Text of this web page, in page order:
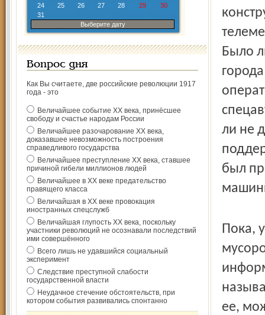
24
25 26 27 28 29
30
31
Выберите дату
Вопрос дня
Как Вы считаете, две российские революции 1917
года - это
Величайшее событие ХХ века, принёсшее
свободу и счастье народам России
Величайшее разочарование ХХ века,
доказавшее невозможность построения
справедливого государства
Величайшее преступление ХХ века, ставшее
причиной гибели миллионов людей
Величайшее в ХХ веке предательство
правящего класса
Величайшая в ХХ веке провокация
иностранных спецслужб
Величайшая глупость ХХ века, поскольку
участники революций не осознавали последствий
ими совершённого
Всего лишь не удавшийся социальный
эксперимент
Следствие преступной слабости
государственной власти
Неудачное стечение обстоятельств, при
котором события развивались спонтанно
Было
ли не
был
Пока,
ее,